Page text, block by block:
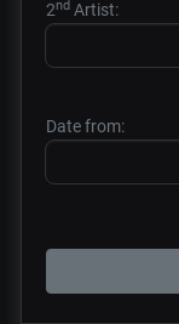
2nd Artist:
Date from: